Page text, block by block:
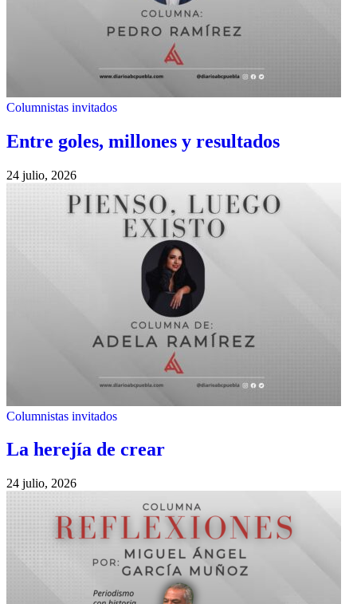
Columnistas invitados
Entre goles, millones y resultados
24 julio, 2026
Columnistas invitados
La herejía de crear
24 julio, 2026